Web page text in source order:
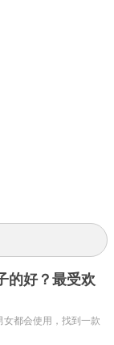
一致，只是在
澈升级。这款
铃兰的沁凉，
造出如同在
触感，赋予了
的好？最受欢
都会使用，找到一款